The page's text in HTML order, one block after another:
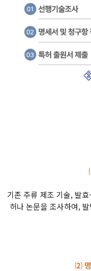
기존 주류 제조 기술, 발
허나 논문을 조사하여,
⑵ 명